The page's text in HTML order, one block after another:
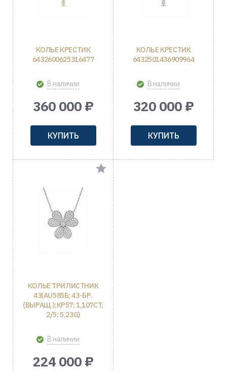
КОЛЬЕ КРЕСТИК
6432600625316477
В наличии
360 000 ₽
КУПИТЬ
КОЛЬЕ КРЕСТИК
6432501436909964
В наличии
320 000 ₽
КУПИТЬ
КОЛЬЕ ТРИЛИСТНИК
43(AU585Б; 43-БР.
(ВЫРАЩ.);КР57; 1,107CT;
2/5; 5,23G)
В наличии
224 000 ₽